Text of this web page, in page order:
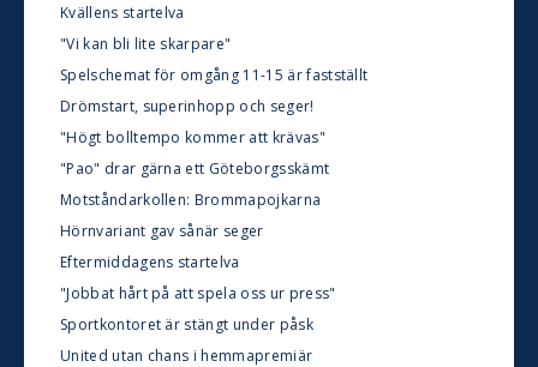
Kvällens startelva
"Vi kan bli lite skarpare"
Spelschemat för omgång 11-15 är fastställt
Drömstart, superinhopp och seger!
"Högt bolltempo kommer att krävas"
"Pao" drar gärna ett Göteborgsskämt
Motståndarkollen: Brommapojkarna
Hörnvariant gav sånär seger
Eftermiddagens startelva
"Jobbat hårt på att spela oss ur press"
Sportkontoret är stängt under påsk
United utan chans i hemmapremiär